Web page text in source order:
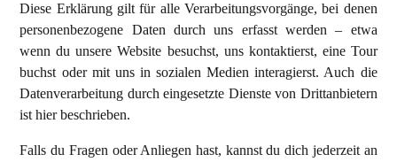
Diese Erklärung gilt für alle Verarbeitungsvorgänge, bei denen
personenbezogene Daten durch uns erfasst werden – etwa
wenn du unsere Website besuchst, uns kontaktierst, eine Tour
buchst oder mit uns in sozialen Medien interagierst. Auch die
Datenverarbeitung durch eingesetzte Dienste von Drittanbietern
ist hier beschrieben.
Falls du Fragen oder Anliegen hast, kannst du dich jederzeit an